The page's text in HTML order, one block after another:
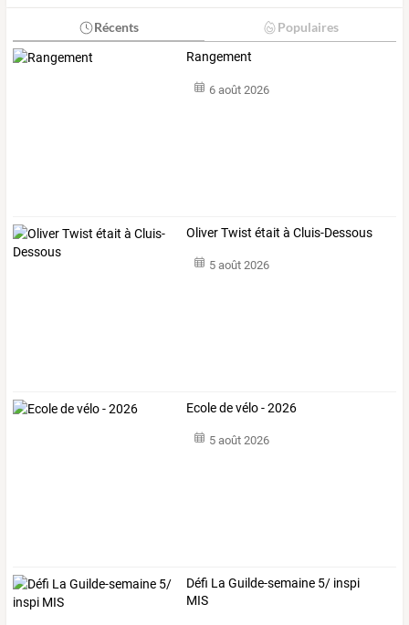
Récents Populaires
Rangement
6 août 2026
Oliver Twist était à Cluis-Dessous
5 août 2026
Ecole de vélo - 2026
5 août 2026
Défi La Guilde-semaine 5/ inspi
MIS